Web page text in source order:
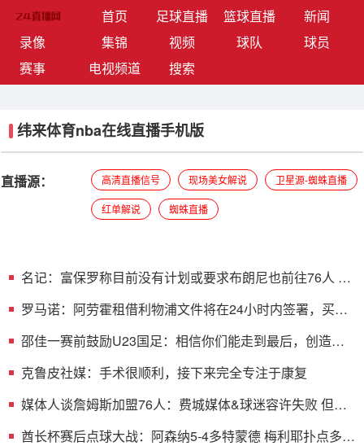
首页(current)足球直播 篮球直播
新闻
录像
集锦 视频 球队
球员
赛事
电视频道 搜索
纬来体育nba在线直播手机版
直播源： 高清直播信号 现场美女解说 卫星源-蜘蛛直播
红单解说 蜘蛛直播
名记：富保罗称目前没有计划或要求布朗尼也前往76人 和
罗马诺：阿劳霍租借利物浦文件将在24小时内签署，买断
邵佳一赛前鼓励U23国足：相信你们能走到最后，创造更
克鲁皮社媒：手术很顺利，接下来完全专注于康复
媒体人谈詹姆斯加盟76人：费城媒体&球迷容许失败 但不
酋长杯赛后点球大战：阿森纳5-4多特蒙德 梅利耶扑点多特